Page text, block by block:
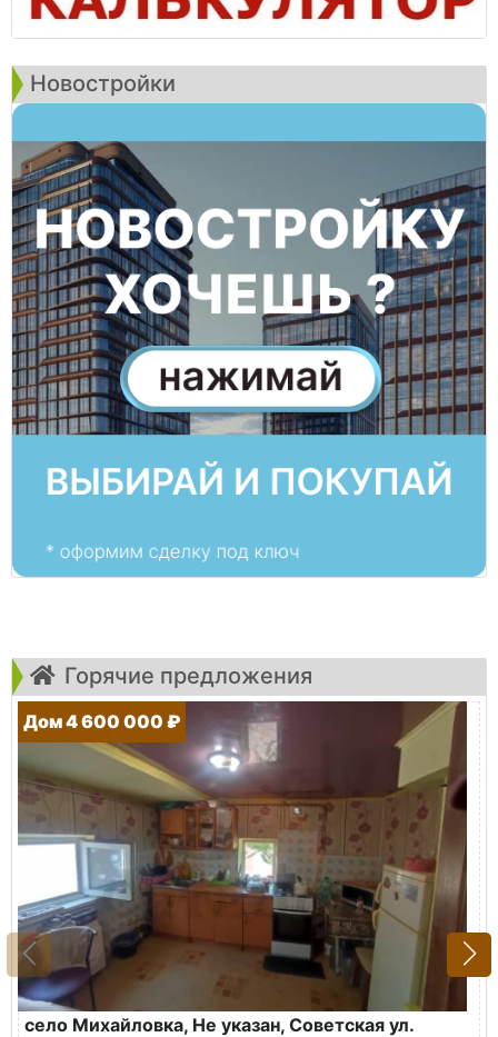
Новостройки
Горячие предложения
Дом 4 600 000 ₽
село Михайловка, Не указан, Советская ул.